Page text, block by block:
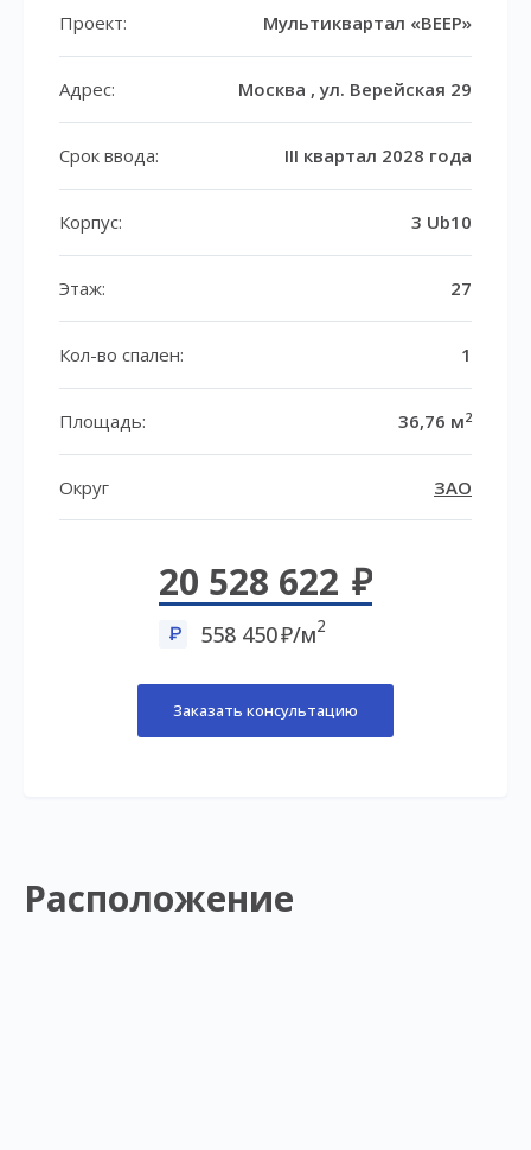
Проект: Мультиквартал «ВЕЕР»
Адрес: Москва , ул. Верейская 29
Срок ввода: III квартал 2028 года
Корпус: 3 Ub10
Этаж: 27
Кол-во спален: 1
Площадь: 36,76 м2
Округ ЗАО
20 528 622
558 450 /м2
Заказать консультацию
Расположение